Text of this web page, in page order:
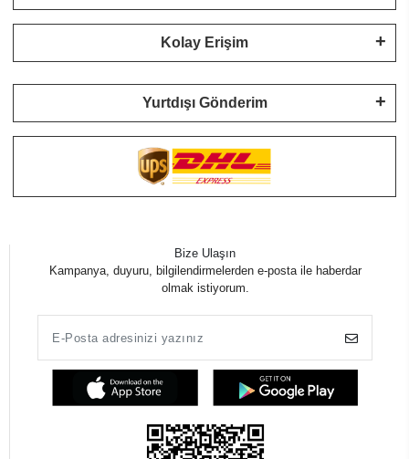
Kolay Erişim
Yurtdışı Gönderim
Bize Ulaşın
Kampanya, duyuru, bilgilendirmelerden e-posta ile haberdar
olmak istiyorum.